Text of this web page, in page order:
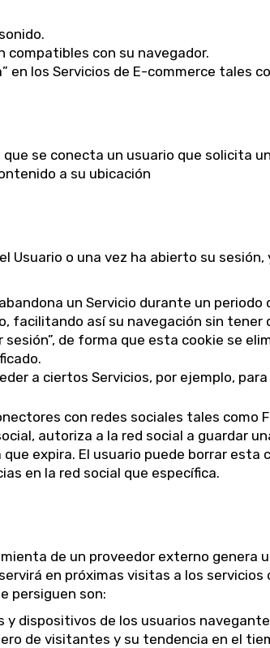
compatibles con su navegador.
en los Servicios de E-commerce tales
se conecta un usuario que solicita
a su ubicación
Usuario o una vez ha abierto su
un Servicio durante un
facilitando así su navegación sin
de forma que esta cookie se
a ciertos Servicios, por ejemplo,
con redes sociales tales como
autoriza a la red social a guardar
expira. El usuario puede borrar esta
en la red social que específica.
de un proveedor externo genera
en próximas visitas a los
persiguen son:
dispositivos de los usuarios
de visitantes y su tendencia en el